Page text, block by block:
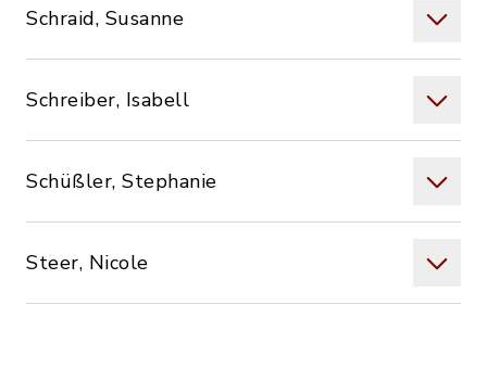
Schraid, Susanne
Schreiber, Isabell
Schüßler, Stephanie
Steer, Nicole